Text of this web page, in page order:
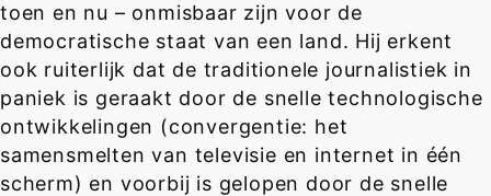
toen en nu – onmisbaar zijn voor de
democratische staat van een land. Hij erkent
ook ruiterlijk dat de traditionele journalistiek in
paniek is geraakt door de snelle technologische
ontwikkelingen (convergentie: het
samensmelten van televisie en internet in één
scherm) en voorbij is gelopen door de snelle